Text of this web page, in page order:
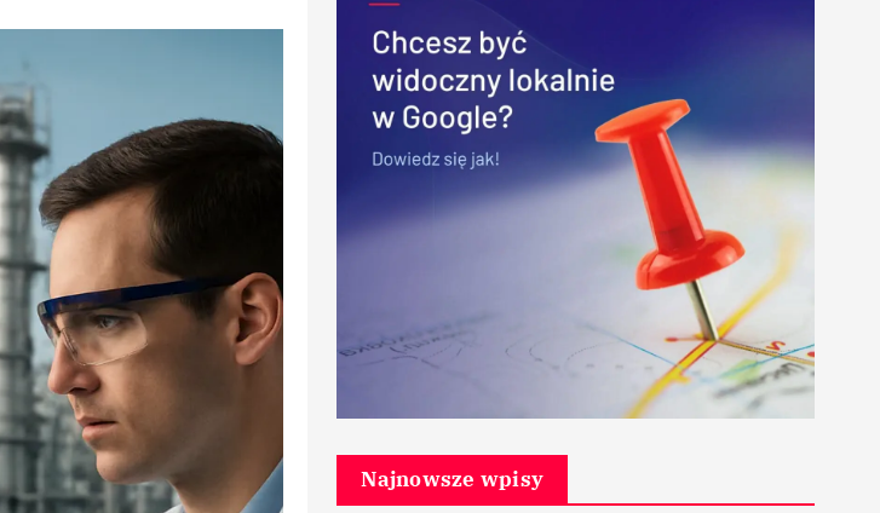
Najnowsze wpisy